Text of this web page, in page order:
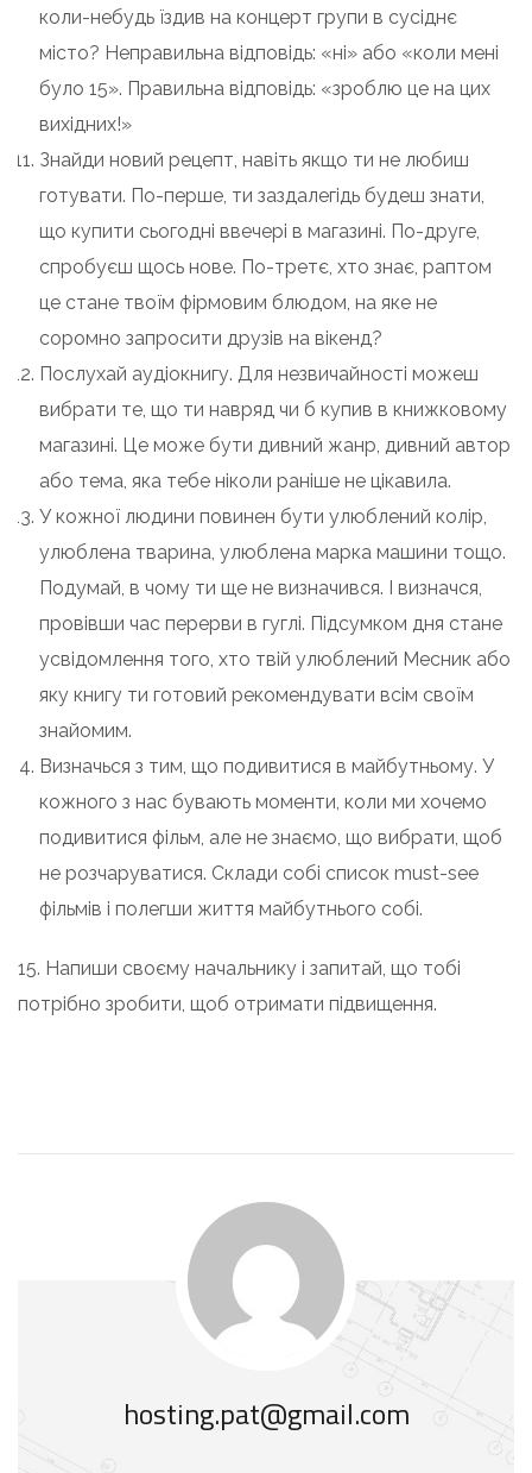
коли-небудь їздив на концерт групи в сусіднє
місто? Неправильна відповідь: «ні» або «коли мені
було 15». Правильна відповідь: «зроблю це на цих
вихідних!»
Знайди новий рецепт, навіть якщо ти не любиш
готувати. По-перше, ти заздалегідь будеш знати,
що купити сьогодні ввечері в магазині. По-друге,
спробуєш щось нове. По-третє, хто знає, раптом
це стане твоїм фірмовим блюдом, на яке не
соромно запросити друзів на вікенд?
Послухай аудіокнигу. Для незвичайності можеш
вибрати те, що ти навряд чи б купив в книжковому
магазині. Це може бути дивний жанр, дивний автор
або тема, яка тебе ніколи раніше не цікавила.
У кожної людини повинен бути улюблений колір,
улюблена тварина, улюблена марка машини тощо.
Подумай, в чому ти ще не визначився. І визначся,
провівши час перерви в гуглі. Підсумком дня стане
усвідомлення того, хто твій улюблений Месник або
яку книгу ти готовий рекомендувати всім своїм
знайомим.
Визначься з тим, що подивитися в майбутньому. У
кожного з нас бувають моменти, коли ми хочемо
подивитися фільм, але не знаємо, що вибрати, щоб
не розчаруватися. Склади собі список must-see
фільмів і полегши життя майбутнього собі.
15. Напиши своєму начальнику і запитай, що тобі
потрібно зробити, щоб отримати підвищення.
hosting.pat@gmail.com